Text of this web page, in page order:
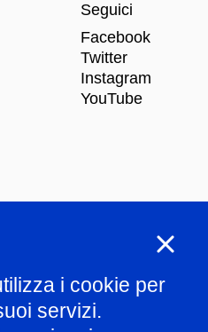
i cookie per
servizi.
Seguici
Facebook
Twitter
Instagram
YouTube
18.00